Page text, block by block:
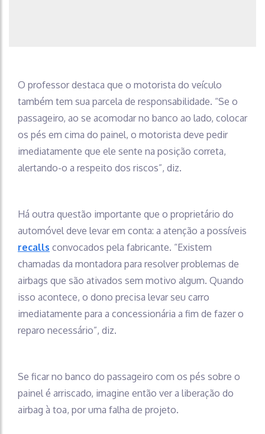
O professor destaca que o motorista do veículo
também tem sua parcela de responsabilidade. “Se o
passageiro, ao se acomodar no banco ao lado, colocar
os pés em cima do painel, o motorista deve pedir
imediatamente que ele sente na posição correta,
alertando-o a respeito dos riscos”, diz.
Há outra questão importante que o proprietário do
automóvel deve levar em conta: a atenção a possíveis
recalls convocados pela fabricante. “Existem
chamadas da montadora para resolver problemas de
airbags que são ativados sem motivo algum. Quando
isso acontece, o dono precisa levar seu carro
imediatamente para a concessionária a fim de fazer o
reparo necessário”, diz.
Se ficar no banco do passageiro com os pés sobre o
painel é arriscado, imagine então ver a liberação do
airbag à toa, por uma falha de projeto.